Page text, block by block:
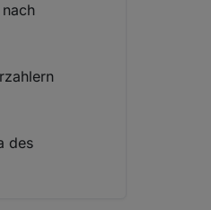
des